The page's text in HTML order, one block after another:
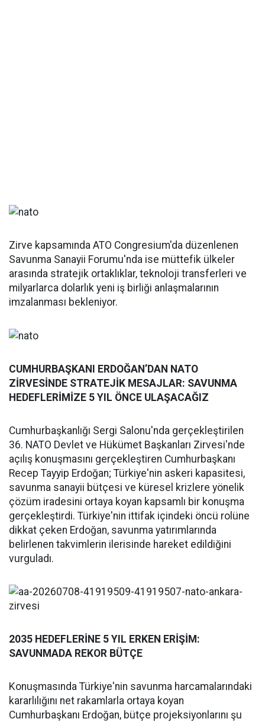
Zirve kapsamında ATO Congresium'da düzenlenen
Savunma Sanayii Forumu'nda ise müttefik ülkeler
arasında stratejik ortaklıklar, teknoloji transferleri ve
milyarlarca dolarlık yeni iş birliği anlaşmalarının
imzalanması bekleniyor.
CUMHURBAŞKANI ERDOĞAN’DAN NATO
ZİRVESİNDE STRATEJİK MESAJLAR: SAVUNMA
HEDEFLERİMİZE 5 YIL ÖNCE ULAŞACAĞIZ
Cumhurbaşkanlığı Sergi Salonu'nda gerçekleştirilen
36. NATO Devlet ve Hükümet Başkanları Zirvesi'nde
açılış konuşmasını gerçekleştiren Cumhurbaşkanı
Recep Tayyip Erdoğan; Türkiye'nin askeri kapasitesi,
savunma sanayii bütçesi ve küresel krizlere yönelik
çözüm iradesini ortaya koyan kapsamlı bir konuşma
gerçekleştirdi. Türkiye'nin ittifak içindeki öncü rolüne
dikkat çeken Erdoğan, savunma yatırımlarında
belirlenen takvimlerin ilerisinde hareket edildiğini
vurguladı.
2035 HEDEFLERİNE 5 YIL ERKEN ERİŞİM:
SAVUNMADA REKOR BÜTÇE
Konuşmasında Türkiye'nin savunma harcamalarındaki
kararlılığını net rakamlarla ortaya koyan
Cumhurbaşkanı Erdoğan, bütçe projeksiyonlarını şu